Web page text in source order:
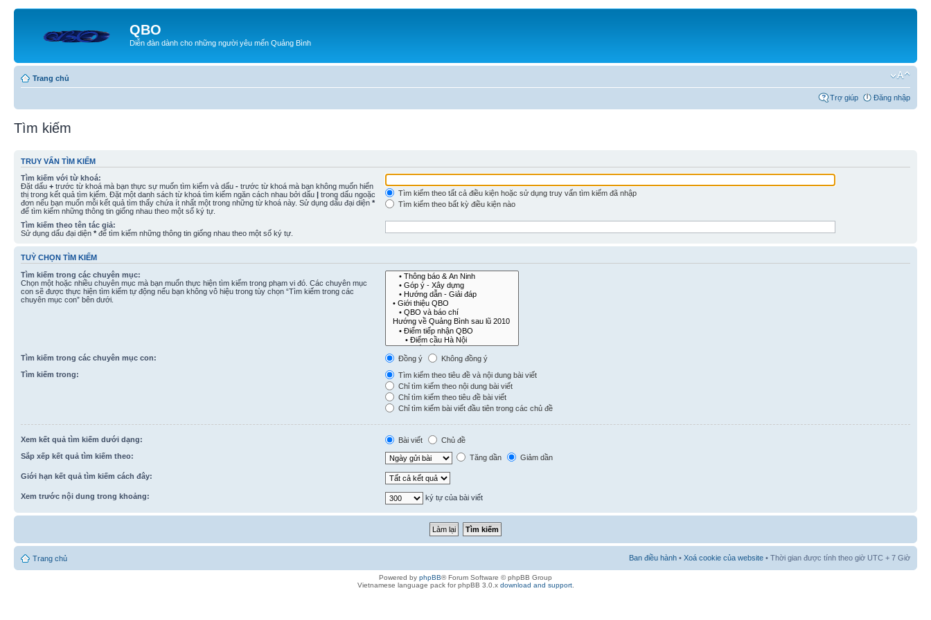
QBO
Diễn đàn dành cho những người yêu mến Quảng Bình
Trang chủ
Trợ giúp Đăng nhập
Tìm kiếm
TRUY VẤN TÌM KIẾM
Tìm kiếm với từ khoá:
Đặt dấu + trước từ khoá mà bạn thực sự muốn tìm kiếm và dấu - trước từ khoá mà bạn không muốn hiển
thị trong kết quả tìm kiếm. Đặt một danh sách từ khoá tìm kiếm ngăn cách nhau bởi dấu | trong dấu ngoặc
đơn nếu bạn muốn mỗi kết quả tìm thấy chứa ít nhất một trong những từ khoá này. Sử dụng dấu đại diện *
để tìm kiếm những thông tin giống nhau theo một số ký tự.
Tìm kiếm theo tất cả điều kiện hoặc sử dụng truy vấn tìm kiếm đã nhập
Tìm kiếm theo bất kỳ điều kiện nào
Tìm kiếm theo tên tác giả:
Sử dụng dấu đại diện * để tìm kiếm những thông tin giống nhau theo một số ký tự.
TUỲ CHỌN TÌM KIẾM
Tìm kiếm trong các chuyên mục:
Chọn một hoặc nhiều chuyên mục mà bạn muốn thực hiện tìm kiếm trong phạm vi đó. Các chuyên mục
con sẽ được thực hiện tìm kiếm tự động nếu bạn không vô hiệu trong tùy chọn “Tìm kiếm trong các
chuyên mục con” bên dưới.
Tìm kiếm trong các chuyên mục con: Đồng ý
Không đồng ý
Tìm kiếm trong:
Tìm kiếm theo tiêu đề và nội dung bài viết
Chỉ tìm kiếm theo nội dung bài viết
Chỉ tìm kiếm theo tiêu đề bài viết
Chỉ tìm kiếm bài viết đầu tiên trong các chủ đề
Xem kết quả tìm kiếm dưới dạng: Bài viết
Chủ đề
Sắp xếp kết quả tìm kiếm theo:
Tăng dần Giảm dần
Giới hạn kết quả tìm kiếm cách đây:
Xem trước nội dung trong khoảng: ký tự của bài viết
Trang chủ Ban điều hành • Xoá cookie của website • Thời gian được tính theo giờ UTC + 7 Giờ
Powered by phpBB® Forum Software © phpBB Group
Vietnamese language pack for phpBB 3.0.x download and support.